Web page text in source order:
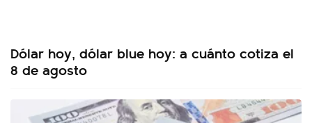
Dólar hoy, dólar blue hoy: a cuánto cotiza el
8 de agosto